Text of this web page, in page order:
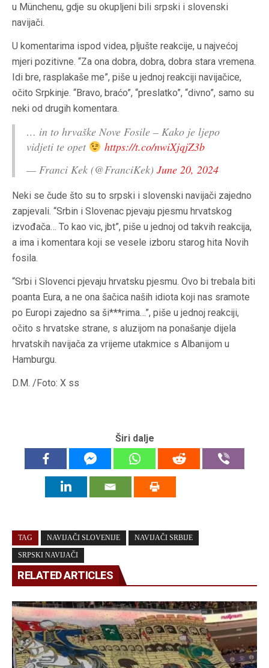
u Münchenu, gdje su okupljeni bili srpski i slovenski
navijači.
U komentarima ispod videa, pljušte reakcije, u najvećoj
mjeri pozitivne. “Za ona dobra, dobra, dobra stara vremena.
Idi bre, rasplakaše me”, piše u jednoj reakciji navijačice,
očito Srpkinje. “Bravo, braćo”, “preslatko”, “divno”, samo su
neki od drugih komentara.
… in to hrvaške Nove Fosile – Kako je ljepo
vidjeti te opet
https://t.co/nwiXjqjZ3b
— Franci Kek (@FranciKek) June 20, 2024
Neki se čude što su to srpski i slovenski navijači zajedno
zapjevali. “Srbin i Slovenac pjevaju pjesmu hrvatskog
izvođača… To kao vic, jbt”, piše u jednoj od takvih reakcija,
a ima i komentara koji se vesele izboru starog hita Novih
fosila.
“Srbi i Slovenci pjevaju hrvatsku pjesmu. Ovo bi trebala biti
poanta Eura, a ne ona šačica naših idiota koji nas sramote
po Europi zajedno sa ši***rima…”, piše u jednoj reakciji,
očito s hrvatske strane, s aluzijom na ponašanje dijela
hrvatskih navijača za vrijeme utakmice s Albanijom u
Hamburgu.
D.M. /Foto: X ss
Širi dalje
TAG NAVIJAČI SLOVENIJE NAVIJAČI SRBIJE
SRPSKI NAVIJAČI
RELATED ARTICLES